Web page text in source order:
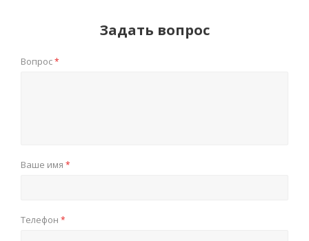
Задать вопрос
Вопрос*
Ваше имя *
Телефон *